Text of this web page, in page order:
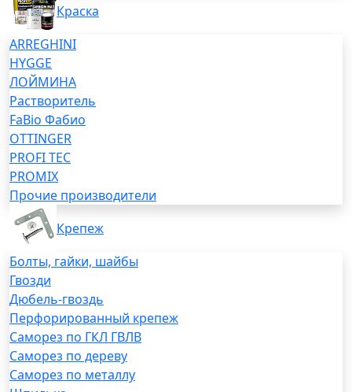
Краска
ARREGHINI
HYGGE
ЛОЙМИНА
Растворитель
FaBio Фабио
OTTINGER
PROFI TEC
PROMIX
Прочие производители
Крепеж
Болты, гайки, шайбы
Гвозди
Дюбель-гвоздь
Перфорированный крепеж
Саморез по ГКЛ ГВЛВ
Саморез по дереву
Саморез по металлу